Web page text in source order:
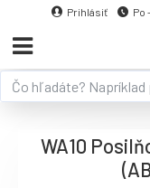
Prihlásiť Po
WA10